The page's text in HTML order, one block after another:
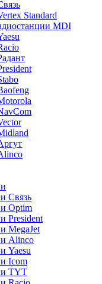
Standard
MDI
Связь
Optim
President
MegaJet
Alinco
Yaesu
Icom
TYT